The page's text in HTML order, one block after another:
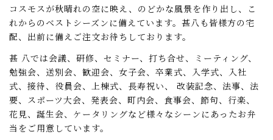
コスモスが秋晴れの空に映え、のどかな風景を作り出し、こ
れからのベストシーズンに備えています。甚八も皆様方の宅
配、出前に備えご注文お待ちしております。
甚 八では会議、研修、セミナー、打ち合せ、ミーティング、
勉強会、送別会、歓迎会、女子会、卒業式、入学式、入社
式、接待、役員会、上棟式、長寿祝い、 改装記念、法事、法
要、スポーツ大会、発表会、町内会、食事会、節句、行楽、
花見、誕生会、ケータリングなど様々なシーンにあったお弁
当をご用意しています。